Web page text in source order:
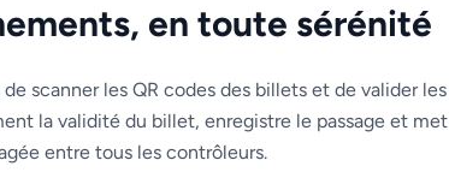
en toute sérénité
scanner les QR codes des billets et de valider les
la validité du billet, enregistre le passage et met
entre tous les contrôleurs.